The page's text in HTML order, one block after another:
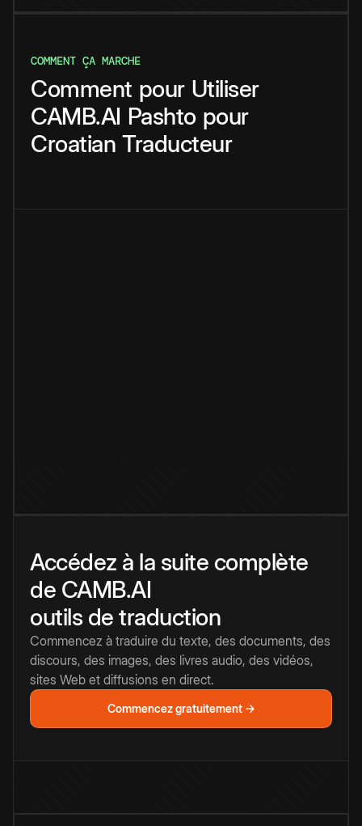
COMMENT ÇA MARCHE
Comment pour Utiliser
CAMB.AI Pashto pour
Croatian Traducteur
Accédez à la suite complète
de CAMB.AI
outils de traduction
Commencez à traduire du texte, des documents, des
discours, des images, des livres audio, des vidéos,
sites Web et diffusions en direct.
Commencez gratuitement →